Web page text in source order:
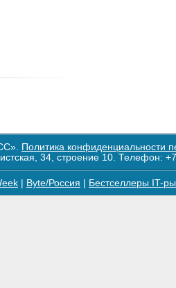
Политика конфиденциальности
34, строение 10. Телефон:
Byte/Россия Бестселлеры IT-